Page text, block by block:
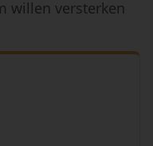
willen versterken